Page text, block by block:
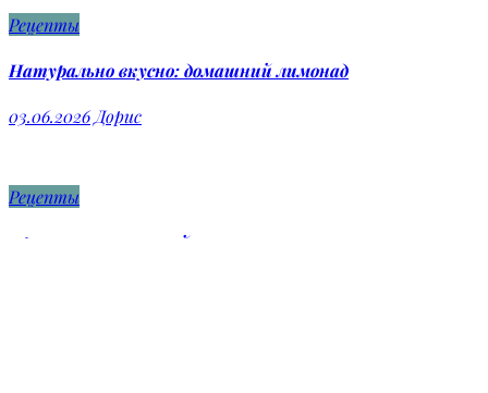
Рецепты
Натурально вкусно: домашний лимонад
03.06.2026 Дорис
Рецепты
5 рецептов глинтвейна